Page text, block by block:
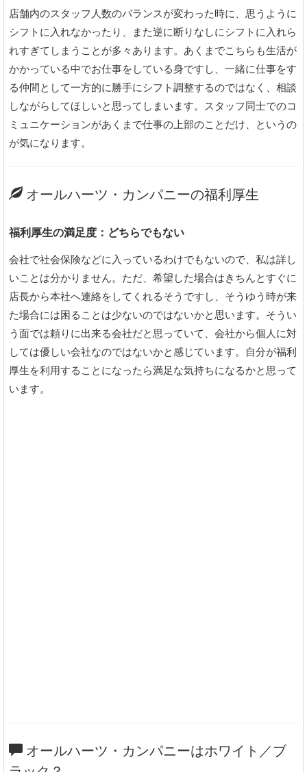
店舗内のスタッフ人数のバランスが変わった時に、思うように
シフトに入れなかったり、また逆に断りなしにシフトに入れら
れすぎてしまうことが多々あります。あくまでこちらも生活が
かかっている中でお仕事をしている身ですし、一緒に仕事をす
る仲間として一方的に勝手にシフト調整するのではなく、相談
しながらしてほしいと思ってしまいます。スタッフ同士でのコ
ミュニケーションがあくまで仕事の上部のことだけ、というの
が気になります。
オールハーツ・カンパニーの福利厚生
福利厚生の満足度：どちらでもない
会社で社会保険などに入っているわけでもないので、私は詳し
いことは分かりません。ただ、希望した場合はきちんとすぐに
店長から本社へ連絡をしてくれるそうですし、そうゆう時が来
た場合には困ることは少ないのではないかと思います。そうい
う面では頼りに出来る会社だと思っていて、会社から個人に対
しては優しい会社なのではないかと感じています。自分が福利
厚生を利用することになったら満足な気持ちになるかと思って
います。
オールハーツ・カンパニーはホワイト／ブ